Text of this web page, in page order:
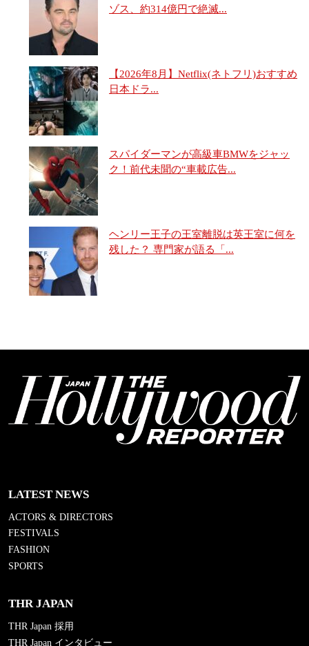
ゾス、約314億円で絶滅...
【2026年8月】Netflix(ネトフリ)おすすめ
日本ドラ...
スパイダーマンが高級車BMWをジャッ
ク！前代未聞の“車載広告...
ヘンリー王子の王室離脱は英王室に何を
残した？ 専門家が語る「...
LATEST NEWS
ACTORS & DIRECTORS
FESTIVALS
FASHION
SPORTS
THR JAPAN
THR Japan 採用
THR Japan インタビュー